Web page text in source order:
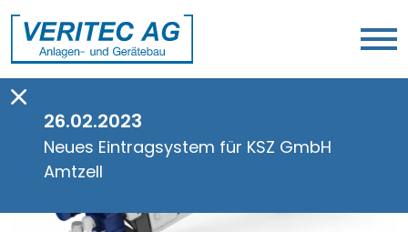
26.02.2023
Neues Eintragsystem für KSZ GmbH
Amtzell